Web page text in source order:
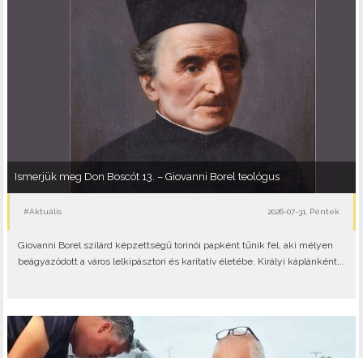
Ismerjük meg Don Boscót 13. – Giovanni Borel teológus
#Aktuális 2026-07-31, Péntek
Giovanni Borel szilárd képzettségű torinói papként tűnik fel, aki mélyen
beágyazódott a város lelkipásztori és karitatív életébe. Királyi káplánként,..